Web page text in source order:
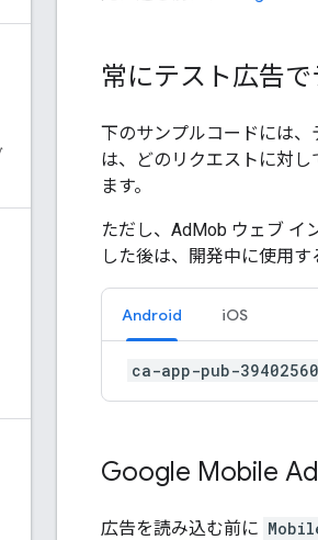
常にテスト広告
下のサンプルコードには
は、どのリクエストに対
ます。
ただし、AdMob ウェブ イ
した後は、開発中に使用
Android iOS
ca-app-pub-
Google Mobile
広告を読み込む前に